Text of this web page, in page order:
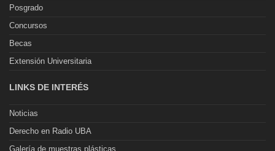
Posgrado
Concursos
Becas
Extensión Universitaria
LINKS DE INTERÉS
Noticias
Derecho en Radio UBA
Galería de muestras plásticas